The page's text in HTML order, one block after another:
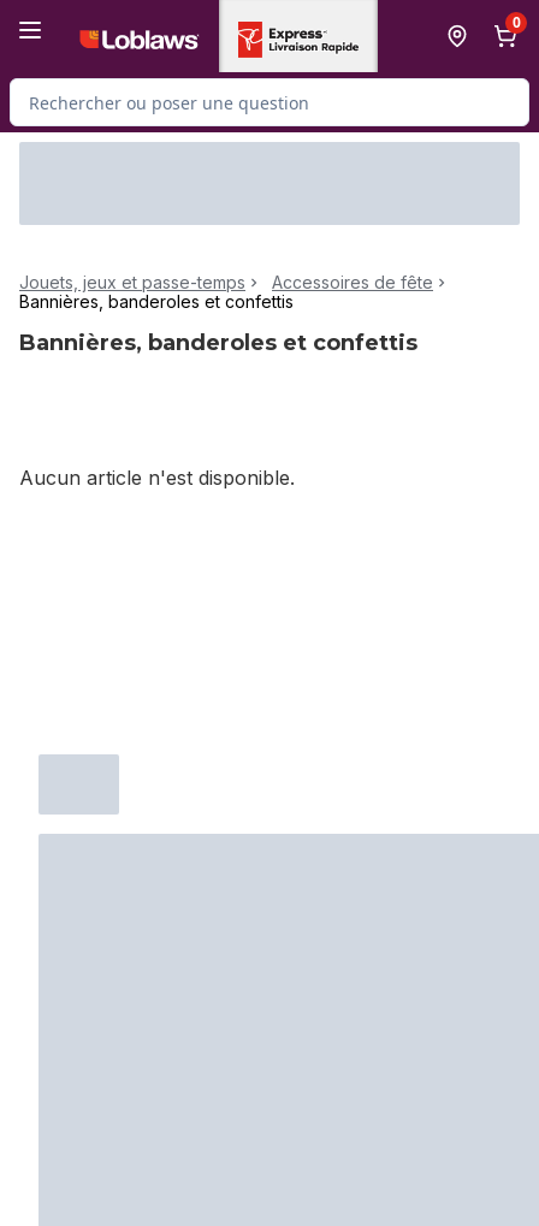
0
Rechercher des produits
Jouets, jeux et passe-temps
Accessoires de fête
Bannières, banderoles et confettis
Bannières, banderoles et confettis
Aucun article n'est disponible.